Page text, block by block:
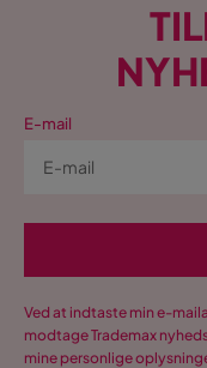
E-mail
Ved at indtaste min e-
modtage Trademax
mine personlige